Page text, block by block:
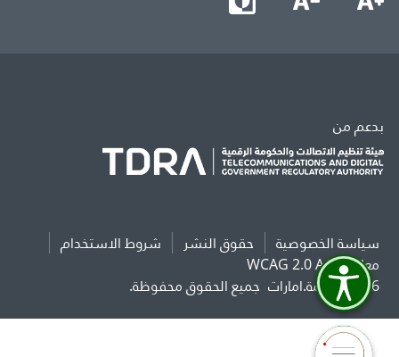
بدعم من
سياسة الخصوصية حقوق النشر
شروط الاستخدام
معايير WCAG 2.0 AAA
2026 حكومة.امارات
جميع الحقوق محفوظة.